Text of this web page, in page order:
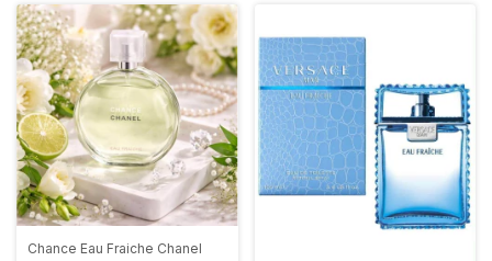
Chance Eau Fraiche Chanel